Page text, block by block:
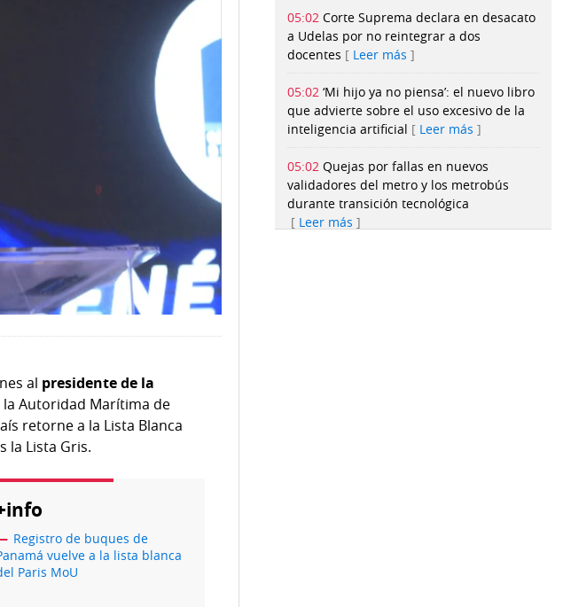
al presidente de la
la Autoridad Marítima de
retorne a la Lista Blanca
la Lista Gris.
Registro de buques de
vuelve a la lista blanca
Paris MoU
05:02 Corte Suprema declara en desacato
a Udelas por no reintegrar a dos
docentes
Leer más
05:02 ‘Mi hijo ya no piensa’: el nuevo libro
que advierte sobre el uso excesivo de la
inteligencia artificial
Leer más
05:02 Quejas por fallas en nuevos
validadores del metro y los metrobús
durante transición tecnológica
Leer más